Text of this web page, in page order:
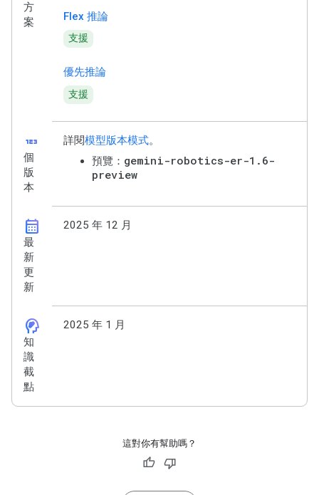
方
案
Flex 推論
支援
優先推論
支援
123
個
版
本
詳閱模型版本模式。
預覽： gemini-robotics-er-1.6-
preview
calendar_month
最
新
更
新
2025 年 12 月
cognition_2
知
識
截
點
2025 年 1 月
這對你有幫助嗎？